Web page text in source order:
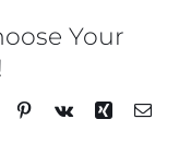
Your
TumblrPinterest
Vk Xing Email